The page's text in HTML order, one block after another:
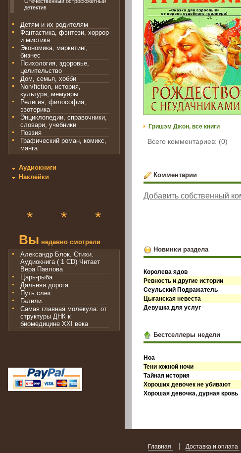
детектив
Детям и их родителям
Фантастика, фэнтези, хоррор
и мистика
Экономика, маркетинг,
бизнес
Психология, здоровье,
целительство
Дом, семья, хобби
Non/fiction, история,
культура, мемуары
Религия, философия,
эзотерика
Энциклопедии, справочники,
словари, учебники
Поэзия
Графический роман, комикс,
манга
Аудиокниги
Наклейки
* * *
Вы недавно смотрели
Александр Блок. Стихи.
Аудиокнига ( 1 CD) Читает
Вера Павлова
Царь-рыба
Дальняя дорога
Путь слез
Галили.
Самая главная молекула: от
структуры ДНК к
биомедицине XXI века
Гришэм Джон, все книги
Всего комментариев: (0)
Комментарии
Добавить собственный
Новинки раздела
Королева ядов
Ревность и другие истории
Сеульский Подражатель
Цыганская невеста
Девушка для услуг
Бестселлеры недели
Ноа
Тени южной ночи
Тайная история
Хороших девочек не убивают
Хорошая девочка, дурная кровь
Главная Доставка и оплата